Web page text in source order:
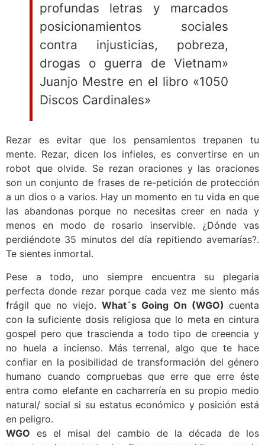
profundas letras y marcados
posicionamientos sociales
contra injusticias, pobreza,
drogas o guerra de Vietnam»
Juanjo Mestre en el libro «1050
Discos Cardinales»
Rezar es evitar que los pensamientos trepanen tu
mente. Rezar, dicen los infieles, es convertirse en un
robot que olvide. Se rezan oraciones y las oraciones
son un conjunto de frases de re-petición de protección
a un dios o a varios. Hay un momento en tu vida en que
las abandonas porque no necesitas creer en nada y
menos en modo de rosario inservible. ¿Dónde vas
perdiéndote 35 minutos del día repitiendo avemarías?.
Te sientes inmortal.
Pese a todo, uno siempre encuentra su plegaria
perfecta donde rezar porque cada vez me siento más
frágil que no viejo. What´s Going On (WGO) cuenta
con la suficiente dosis religiosa que lo meta en cintura
gospel pero que trascienda a todo tipo de creencia y
no huela a incienso. Más terrenal, algo que te hace
confiar en la posibilidad de transformación del género
humano cuando compruebas que erre que erre éste
entra como elefante en cacharrería en su propio medio
natural/ social si su estatus económico y posición está
en peligro.
WGO es el misal del cambio de la década de los